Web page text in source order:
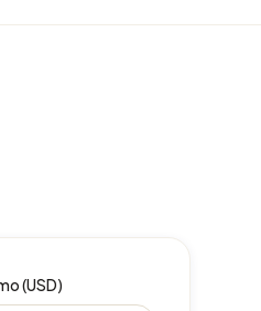
(USD)